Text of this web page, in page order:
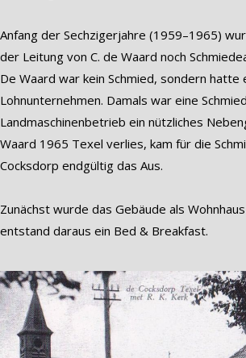
Anfang der Sechzigerjahre (1959–1965)
der Leitung von C. de Waard noch
De Waard war kein Schmied, sondern hatte
Lohnunternehmen. Damals war eine
Landmaschinenbetrieb ein nützliches
Waard 1965 Texel verlies, kam für die
Cocksdorp endgültig das Aus.
Zunächst wurde das Gebäude als
entstand daraus ein Bed & Breakfast.